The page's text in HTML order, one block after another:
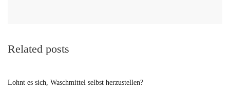
Related posts
Lohnt es sich, Waschmittel selbst herzustellen?